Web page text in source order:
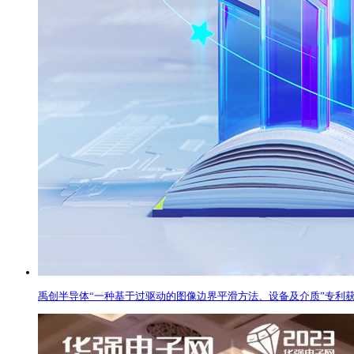
禹创半导体“一种基于过驱动的图像边界平滑方法、设备及介质”专利